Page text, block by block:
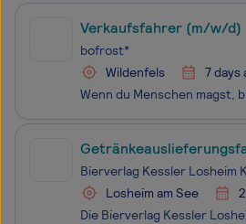
Verkaufsfahrer (m/w/d)
bofrost*
Wildenfels
7 days
Bierverlag Kessler Losheim
Losheim am See